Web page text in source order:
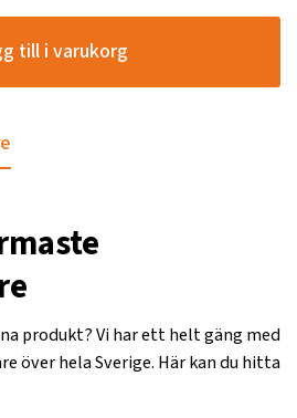
till i varukorg
produkt? Vi har ett helt gäng med
över hela Sverige. Här kan du hitta